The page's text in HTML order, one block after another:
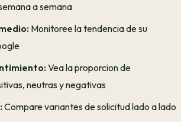
a semana
Monitoree la tendencia de su
Vea la proporcion de
neutras y negativas
Compare variantes de solicitud lado a lado